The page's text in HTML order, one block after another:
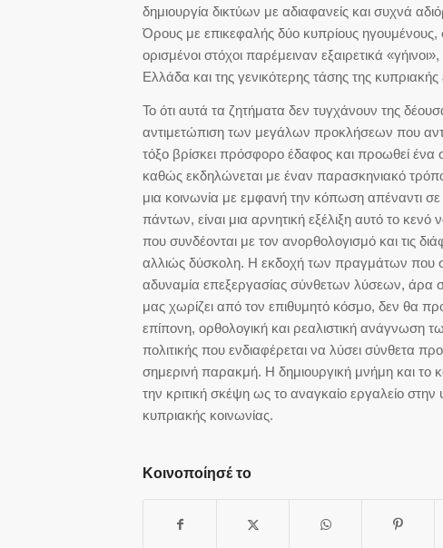
δημιουργία δικτύων με αδιαφανείς και συχνά
Όρους με επικεφαλής δύο κυπρίους ηγουμένους,
ορισμένοι στόχοι παρέμειναν εξαιρετικά
Ελλάδα και της γενικότερης τάσης της κυπριακής
Το ότι αυτά τα ζητήματα δεν τυγχάνουν της
αντιμετώπιση των μεγάλων προκλήσεων που
τόξο βρίσκει πρόσφορο έδαφος και προωθεί ένα
καθώς εκδηλώνεται με έναν παρασκηνιακό
μια κοινωνία με εμφανή την κόπωση απέναντι
πάντων, είναι μια αρνητική εξέλιξη αυτό το
που συνδέονται με τον ανορθολογισμό και τις
αλλιώς δύσκολη. Η εκδοχή των πραγμάτων που
αδυναμία επεξεργασίας σύνθετων λύσεων, άρα
μας χωρίζει από τον επιθυμητό κόσμο, δεν θα
επίπονη, ορθολογική και ρεαλιστική ανάγνωση
πολιτικής που ενδιαφέρεται να λύσει σύνθετα
σημερινή παρακμή. Η δημιουργική μνήμη και το
την κριτική σκέψη ως το αναγκαίο εργαλείο
κυπριακής κοινωνίας.
Κοινοποίησέ το